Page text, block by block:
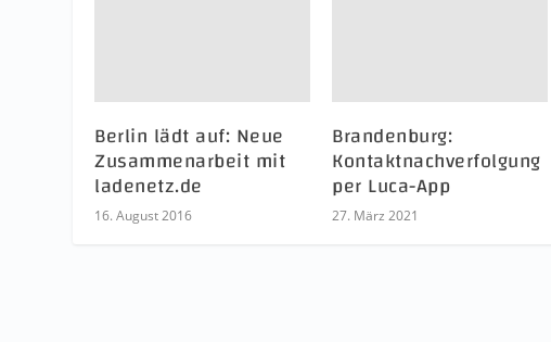
Berlin lädt auf: Neue
Zusammenarbeit mit
ladenetz.de
16. August 2016
Brandenburg:
Kontaktnachverfolgung
per Luca-App
27. März 2021